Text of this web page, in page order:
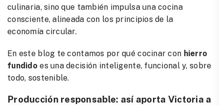
culinaria, sino que también impulsa una cocina
consciente, alineada con los principios de la
economía circular.
En este blog te contamos por qué cocinar con hierro
fundido es una decisión inteligente, funcional y, sobre
todo, sostenible.
Producción responsable: así aporta Victoria a